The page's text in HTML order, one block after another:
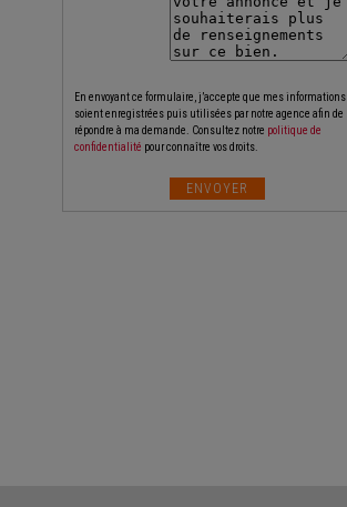
En envoyant ce formulaire, j’accepte que mes informations
soient enregistrées puis utilisées par notre agence afin de
répondre à ma demande. Consultez notre politique de
confidentialité pour connaître vos droits.